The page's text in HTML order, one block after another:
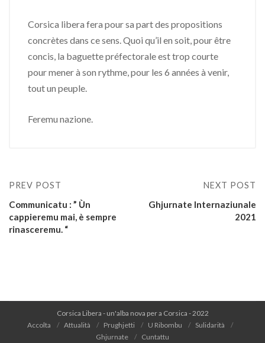
Corsica libera fera pour sa part des propositions
concrètes dans ce sens. Quoi qu’il en soit, pour être
concis, la baguette préfectorale est trop courte
pour mener à son rythme, pour les 6 années à venir,
tout un peuple.
Feremu nazione.
PREV POST
Communicatu : ” Ùn
cappieremu mai, è sempre
rinasceremu. “
NEXT POST
Ghjurnate Internaziunale
2021
Corsica Libera - un'alba nova per a Corsica - 2022
Accolta
Attualità Prughjetti U Ribombu
Sulidarità
Ghjurnate
Cuntattu